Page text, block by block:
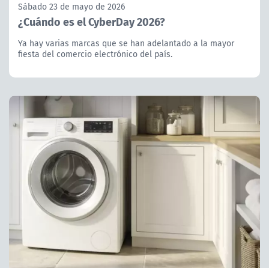
Sábado 23 de mayo de 2026
¿Cuándo es el CyberDay 2026?
Ya hay varias marcas que se han adelantado a la mayor
fiesta del comercio electrónico del país.